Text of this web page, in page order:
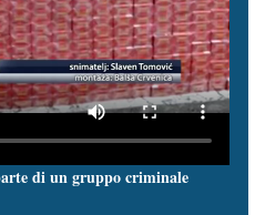
di un gruppo criminale